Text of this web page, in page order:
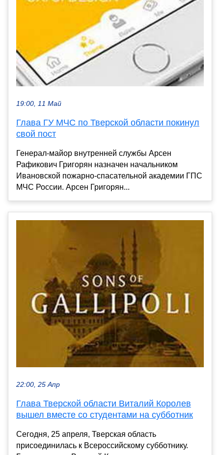
19:00, 11 Май
Глава ГУ МЧС по Тверской области покинул
свой пост
Генерал-майор внутренней службы Арсен
Рафикович Григорян назначен начальником
Ивановской пожарно-спасательной академии ГПС
МЧС России. Арсен Григорян...
22:00, 25 Апр
Глава Тверской области Виталий Королев
вышел вместе со студентами на субботник
Сегодня, 25 апреля, Тверская область
присоединилась к Всероссийскому субботнику.